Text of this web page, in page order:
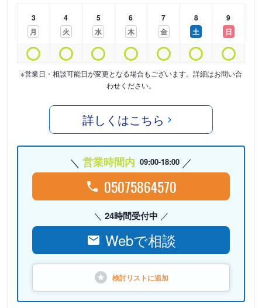
3
月
4
火
5
水
6
木
7
金
8
土
9
日
※営業日・相談可能日が変更となる場合もございます。詳細はお問い合
わせください。
詳しくはこちら
営業時間内 09:00-18:00
05075864570
24時間受付中
Webで相談
検討リストに追加